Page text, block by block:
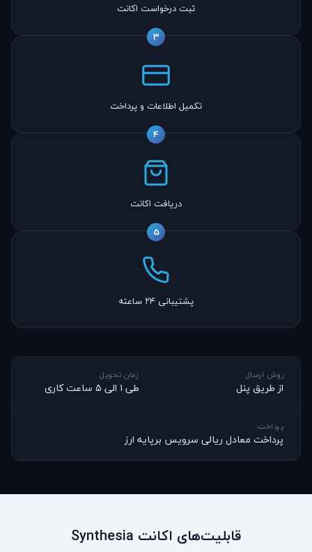
ثبت درخواست اکانت
3
تکمیل اطلاعات و پرداخت
4
دریافت اکانت
5
پشتیبانی ۲۴ ساعته
روش ارسال
از طریق پنل
زمان تحویل
طی ۱ الی ۵ ساعت کاری
پرداخت
پرداخت معادل ریالی سرویس برپایه ارز
قابلیت‌های اکانت Synthesia